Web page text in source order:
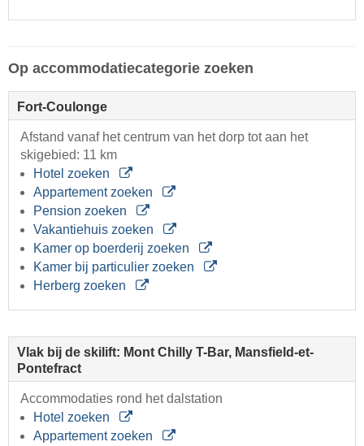
Op accommodatiecategorie zoeken
Fort-Coulonge
Afstand vanaf het centrum van het dorp tot aan het
skigebied: 11 km
Hotel zoeken
Appartement zoeken
Pension zoeken
Vakantiehuis zoeken
Kamer op boerderij zoeken
Kamer bij particulier zoeken
Herberg zoeken
Vlak bij de skilift: Mont Chilly T-Bar, Mansfield-et-
Pontefract
Accommodaties rond het dalstation
Hotel zoeken
Appartement zoeken